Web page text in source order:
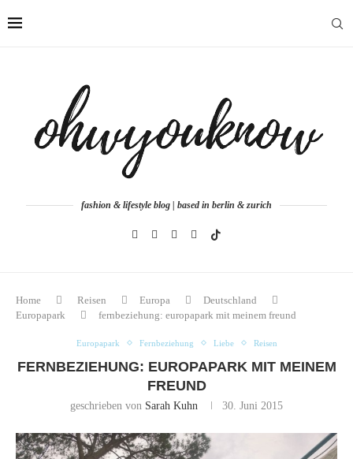
fashion & lifestyle blog | based in berlin & zurich
Home Reisen Europa
Deutschland
Europapark
fernbeziehung: europapark mit meinem freund
Europapark Fernbeziehung Liebe Reisen
FERNBEZIEHUNG: EUROPAPARK MIT MEINEM
FREUND
geschrieben von Sarah Kuhn 30. Juni 2015